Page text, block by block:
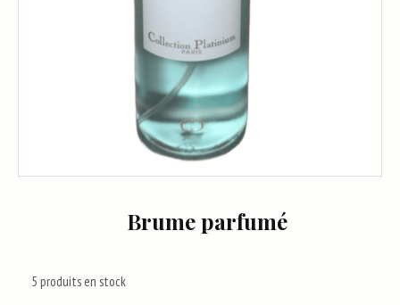
Brume parfumé
5 produits en stock